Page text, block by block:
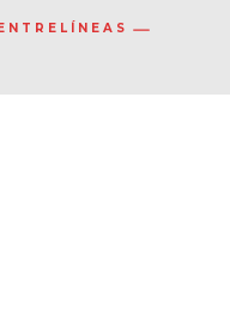
ENTRELÍNEAS